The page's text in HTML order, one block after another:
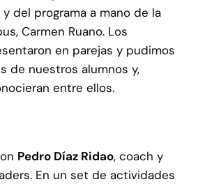
del programa a mano de la
Carmen Ruano. Los
en parejas y pudimos
de nuestros alumnos y,
entre ellos.
Pedro Díaz Ridao, coach y
En un set de actividades